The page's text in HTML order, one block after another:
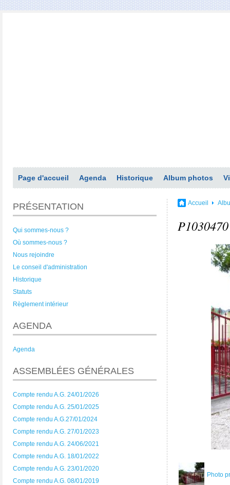
Page d'accueil Agenda Historique Album photos
PRÉSENTATION
Qui sommes-nous ?
Où sommes-nous ?
Nous rejoindre
Le conseil d'administration
Historique
Statuts
Règlement intérieur
AGENDA
Agenda
ASSEMBLÉES GÉNÉRALES
Compte rendu A.G. 24/01/2026
Compte rendu A.G. 25/01/2025
Compte rendu A.G.27/01/2024
Compte rendu A.G. 27/01/2023
Compte rendu A.G. 24/06/2021
Compte rendu A.G. 18/01/2022
Compte rendu A.G. 23/01/2020
Compte rendu A.G. 08/01/2019
Accueil
P1030470
Photo